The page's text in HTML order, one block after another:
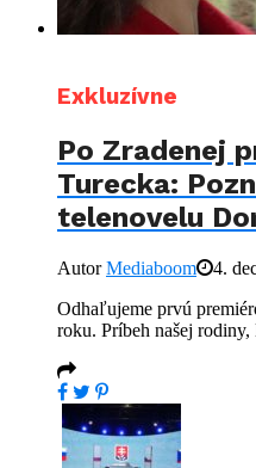
Exkluzívne
Po Zradenej
Turecka:
telenovelu
AutorMediaboom
4.
Odhaľujeme prvú
roku. Príbeh našej rodiny,